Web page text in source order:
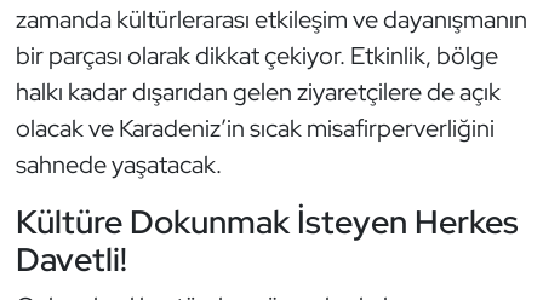
zamanda kültürlerarası etkileşim ve dayanışmanın
bir parçası olarak dikkat çekiyor. Etkinlik, bölge
halkı kadar dışarıdan gelen ziyaretçilere de açık
olacak ve Karadeniz’in sıcak misafirperverliğini
sahnede yaşatacak.
Kültüre Dokunmak İsteyen Herkes
Davetli!
Modern Pentatlon
Motor Sporları
Muay Thai
Okçuluk
Optimist